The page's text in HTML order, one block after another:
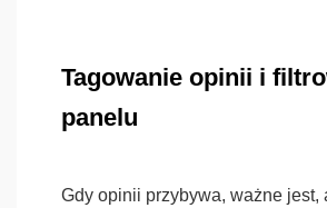
Tagowanie opinii i
panelu
Gdy opinii przybywa, ważne jest,